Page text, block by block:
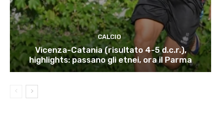
CALCIO
Vicenza-Catania (risultato 4-5 d.c.r.),
highlights: passano gli etnei, ora il Parma